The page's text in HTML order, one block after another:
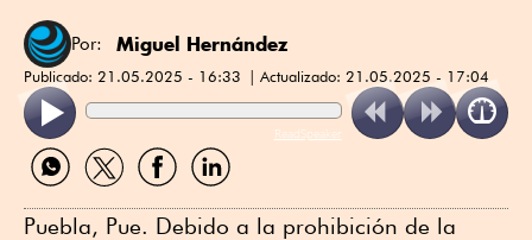
Por: Miguel Hernández
Publicado: 21.05.2025 - 16:33 Actualizado: 21.05.2025 - 17:04
ReadSpeaker
Compartir
por
Compartir
por
Compartir
por
Compartir
por
Puebla, Pue. Debido a la prohibición de la